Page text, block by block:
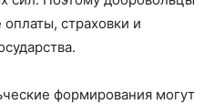
страховки и
формирования могут